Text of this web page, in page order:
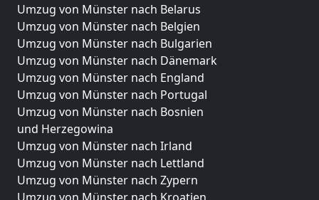
Umzug von Münster nach Belarus
Umzug von Münster nach Belgien
Umzug von Münster nach Bulgarien
Umzug von Münster nach Dänemark
Umzug von Münster nach England
Umzug von Münster nach Portugal
Umzug von Münster nach Bosnien
und Herzegowina
Umzug von Münster nach Irland
Umzug von Münster nach Lettland
Umzug von Münster nach Zypern
Umzug von Münster nach Kroatien